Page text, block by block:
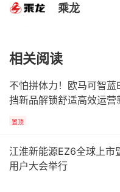
乘龙
相关阅读
不怕拼体力！欧马可智蓝
挡新品解锁舒适高效运营
置顶
江淮新能源EZ6全球上市
用户大会举行